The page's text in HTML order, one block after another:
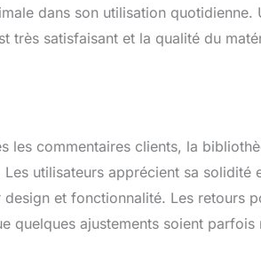
dans son utilisation
très satisfaisant et la qualité du
les commentaires clients, la
utilisateurs apprécient sa solidité
et fonctionnalité. Les retours
quelques ajustements soient parfois